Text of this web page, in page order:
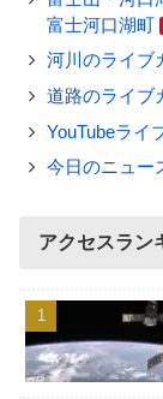
富士河口湖町
河川のライブ
道路のライブ
YouTubeライ
今日のニュー
アクセスラン